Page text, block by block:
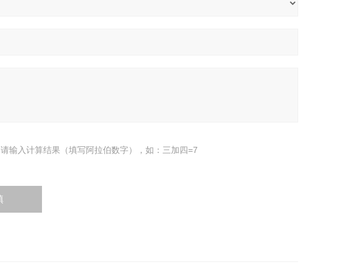
请输入计算结果（填写阿拉伯数字），如：三加四=7